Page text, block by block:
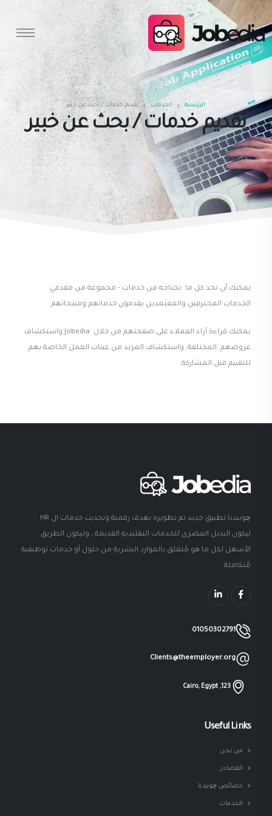
تقديم خدمات / بحث عن خبير
الرئيسية الخدمات تقديم خدمات / بحث عن خبير
يمكنك أن تجد كل ما تحتاجه من خدمات - مجموعة من مقدمي
الخدمات المحترفين والمعتمدين يقدمون خدماتهم ومنتجاتهم
يمكنك قراءة آراء العملاء على صفحتهم من خلال Jobedia واستكشاف
عروضهم المختلفة. واستكشاف المزيد من عينات العمل الخاصة بهم
للتقييم قبل المشاركة.
چوبيديا تطبيق جديد تم تطويره بهدف رقمنة وتحديث خدمات ال HR
ليكون البديل العصرى للخدمات التقليدية القديمة ، وليكون الطريق
الأسهل لكل ما هو مُتعلق بالموارد البشرية من حلول أو خدمات توظيفية
مُتكاملة .
01050302791
Clients@theemployer.org
123, Cairo, Egypt
Useful Links
من نحن
المصادر
خصائص چوبيديا
الخدمات